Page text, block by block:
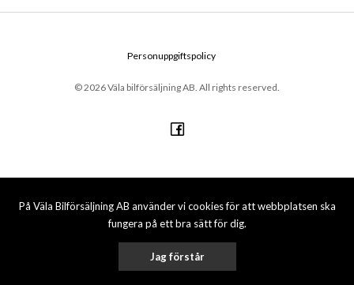
På Väla Bilförsäljning AB använder vi cookies för att webbplatsen ska
fungera på ett bra sätt för dig.
Jag förstår
© 2026 Väla bilförsäljning AB. All rights reserved.
Personuppgiftspolicy